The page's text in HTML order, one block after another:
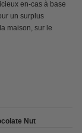
en-cas à base
un surplus
maison, sur le
Nut